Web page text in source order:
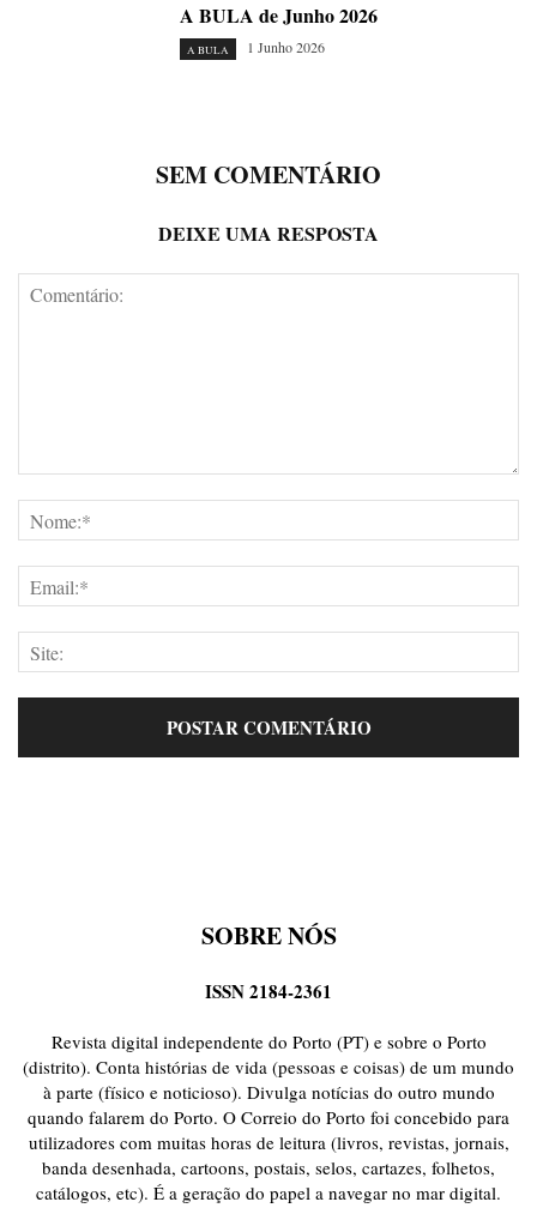
A BULA de Junho 2026
A BULA 1 Junho 2026
SEM COMENTÁRIO
DEIXE UMA RESPOSTA
SOBRE NÓS
ISSN 2184-2361
Revista digital independente do Porto (PT) e sobre o Porto
(distrito). Conta histórias de vida (pessoas e coisas) de um mundo
à parte (físico e noticioso). Divulga notícias do outro mundo
quando falarem do Porto. O Correio do Porto foi concebido para
utilizadores com muitas horas de leitura (livros, revistas, jornais,
banda desenhada, cartoons, postais, selos, cartazes, folhetos,
catálogos, etc). É a geração do papel a navegar no mar digital.